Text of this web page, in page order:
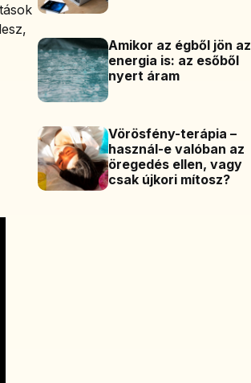
Amikor az égből jön az
energia is: az esőből
nyert áram
Vörösfény-terápia –
használ-e valóban az
öregedés ellen, vagy
csak újkori mítosz?